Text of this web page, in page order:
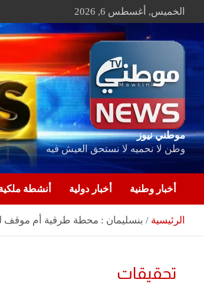
الخميس, أغسطس 6, 2026
موطني نيوز
وطن لا نحميه لا نستحق العيش فيه
أخبار وطنية أخبار دولية أنشطة
الرئيسية بنسليمان : محطة طرقية أم موقف
تحقيقات